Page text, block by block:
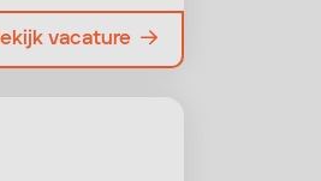
vacature